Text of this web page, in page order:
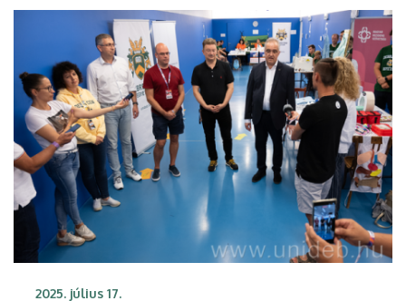
Központban mutatkoztak be.
2025. július 17.